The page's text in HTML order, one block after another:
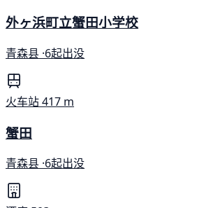
外ヶ浜町立蟹田小学校
青森县 ·6起出没
火车站417 m
蟹田
青森县 ·6起出没